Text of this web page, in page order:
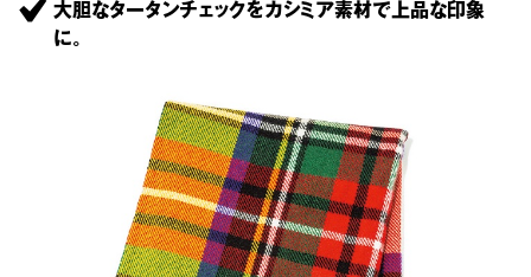
大胆なタータンチェックをカシミア素材で上品な印象
に。